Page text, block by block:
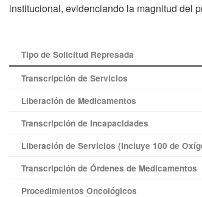
institucional, evidenciando la magnitud del
Tipo de Solicitud Represada
Transcripción de Servicios
Liberación de Medicamentos
Transcripción de Incapacidades
Liberación de Servicios (Incluye 100 de
Transcripción de Órdenes de Medicamentos
Procedimientos Oncológicos